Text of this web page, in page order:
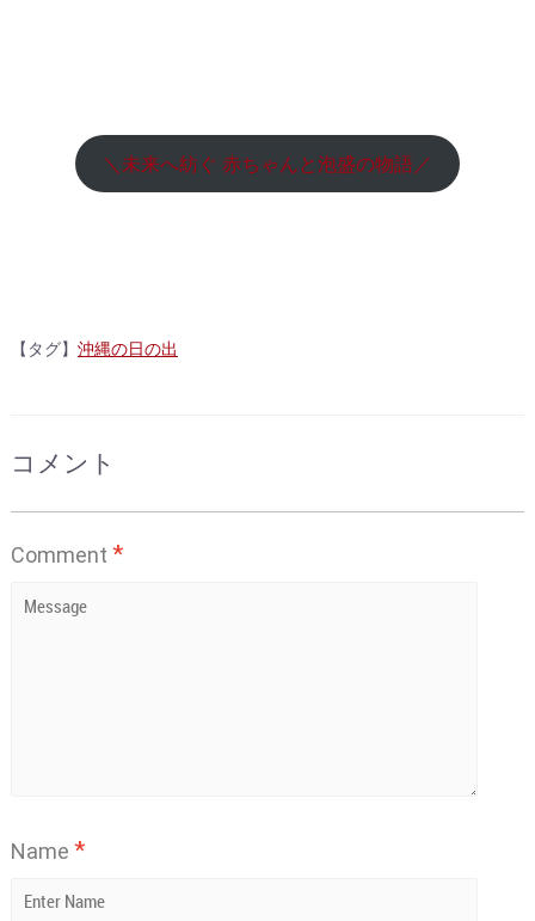
＼未来へ紡ぐ 赤ちゃんと泡盛の物語／
【タグ】 沖縄の日の出
コメント
Comment *
Name *